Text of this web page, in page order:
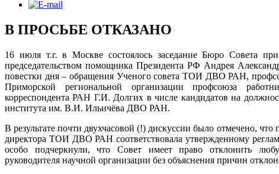
В ПРОСЬБЕ ОТКАЗАНО
16 июля т.г. в Москве состоялось заседание Бюро Совета
председательством помощника Президента РФ Андрея
повестки дня – обращения Ученого совета ТОИ ДВО РАН,
Приморской региональной организации профсоюза
корреспондента РАН Г.И. Долгих в числе кандидатов на
института им. В.И. Ильичёва ДВО РАН.
В результате почти двухчасовой (!) дискуссии было отмечено,
директора ТОИ ДВО РАН соответствовала утвержденному
особо подчеркнули, что Совет имеет право отклонить
руководителя научной организации без объяснения причин